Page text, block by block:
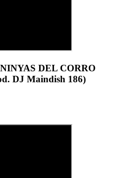
DEL CORRO
DJ Maindish 186)